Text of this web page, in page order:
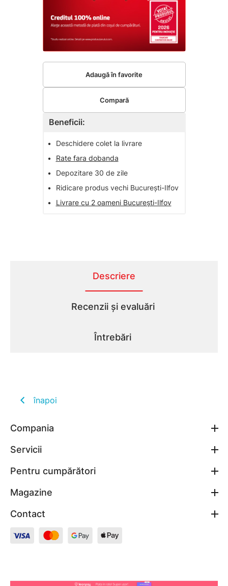
Beneficii:
•
Deschidere colet la livrare
•
Rate fara dobanda
•
Depozitare 30 de zile
•
Ridicare produs vechi București-Ilfov
•
Livrare cu 2 oameni București-Ilfov
Adaugă în favorite
Compară
Descriere
Recenzii și evaluări
Întrebări
înapoi
Compania
Servicii
Pentru cumpărători
Magazine
Contact